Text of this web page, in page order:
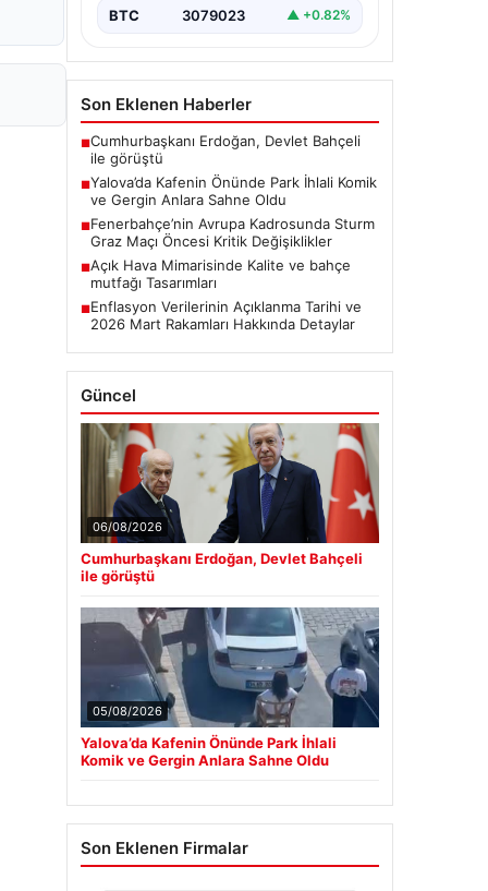
BTC 3079023 ▲ +0.82%
Son Eklenen Haberler
■Cumhurbaşkanı Erdoğan, Devlet Bahçeli
ile görüştü
■Yalova’da Kafenin Önünde Park İhlali Komik
ve Gergin Anlara Sahne Oldu
■Fenerbahçe’nin Avrupa Kadrosunda Sturm
Graz Maçı Öncesi Kritik Değişiklikler
■Açık Hava Mimarisinde Kalite ve bahçe
mutfağı Tasarımları
■Enflasyon Verilerinin Açıklanma Tarihi ve
2026 Mart Rakamları Hakkında Detaylar
Güncel
06/08/2026
Cumhurbaşkanı Erdoğan, Devlet Bahçeli
ile görüştü
05/08/2026
Yalova’da Kafenin Önünde Park İhlali
Komik ve Gergin Anlara Sahne Oldu
Son Eklenen Firmalar